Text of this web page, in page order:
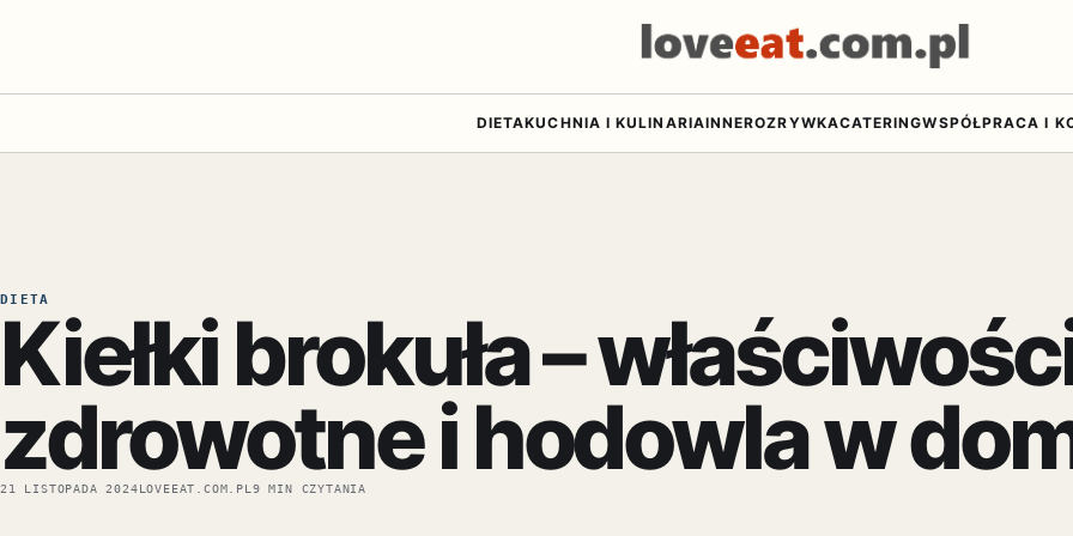
DIETAKUCHNIA I KULINARIAINNEROZRYWKACATERINGWSPÓŁPRACA I
DIETA
Kiełki brokuła –
zdrowotne i hodowla w
21 LISTOPADA 2024LOVEEAT.COM.PL 9 MIN CZYTANIA